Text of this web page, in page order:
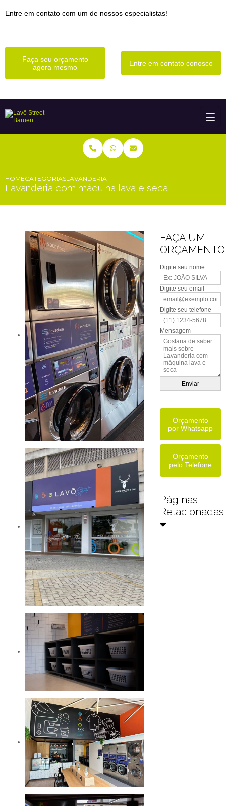
Entre em contato com um de nossos especialistas!
Faça seu orçamento
agora mesmo
Entre em contato conosco
HOMECATEGORIASLAVANDERIA COM MÁQUINA LAVA E SECA
Lavanderia com máquina lava e seca
FAÇA UM
ORÇAMENTO
Digite seu nome
Digite seu email
Digite seu telefone
Mensagem
Orçamento
por Whatsapp
Orçamento
pelo Telefone
Páginas
Relacionadas